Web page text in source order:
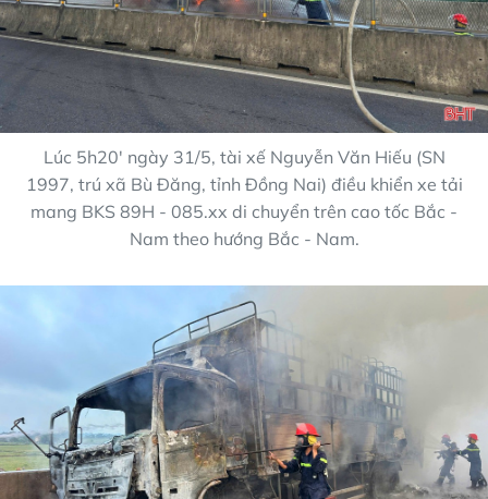
Lúc 5h20' ngày 31/5, tài xế Nguyễn Văn Hiếu (SN
1997, trú xã Bù Đăng, tỉnh Đồng Nai) điều khiển xe tải
mang BKS 89H - 085.xx di chuyển trên cao tốc Bắc -
Nam theo hướng Bắc - Nam.